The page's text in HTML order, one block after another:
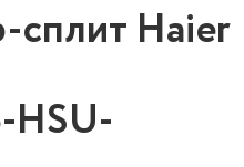
сплит Haier
HSU-